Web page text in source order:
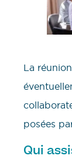
La
posées
Qui